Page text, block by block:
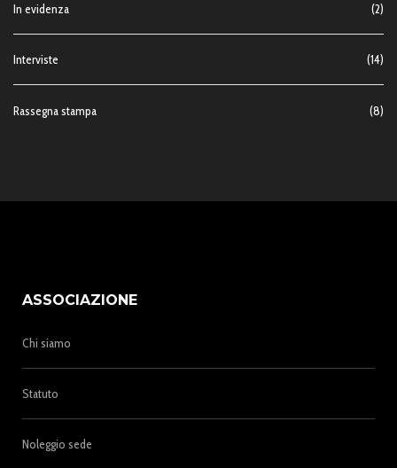
In evidenza (2)
Interviste (14)
Rassegna stampa (8)
ASSOCIAZIONE
Chi siamo
Statuto
Noleggio sede